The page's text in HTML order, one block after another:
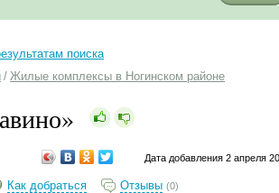
поиска
/ Жилые комплексы в Ногинском районе
Дата добавления 2 апреля
Как добраться Отзывы (0)